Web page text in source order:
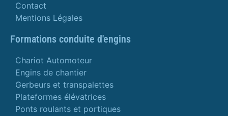
Contact
Mentions Légales
Formations conduite d'engins
Chariot Automoteur
Engins de chantier
Gerbeurs et transpalettes
Plateformes élévatrices
Ponts roulants et portiques